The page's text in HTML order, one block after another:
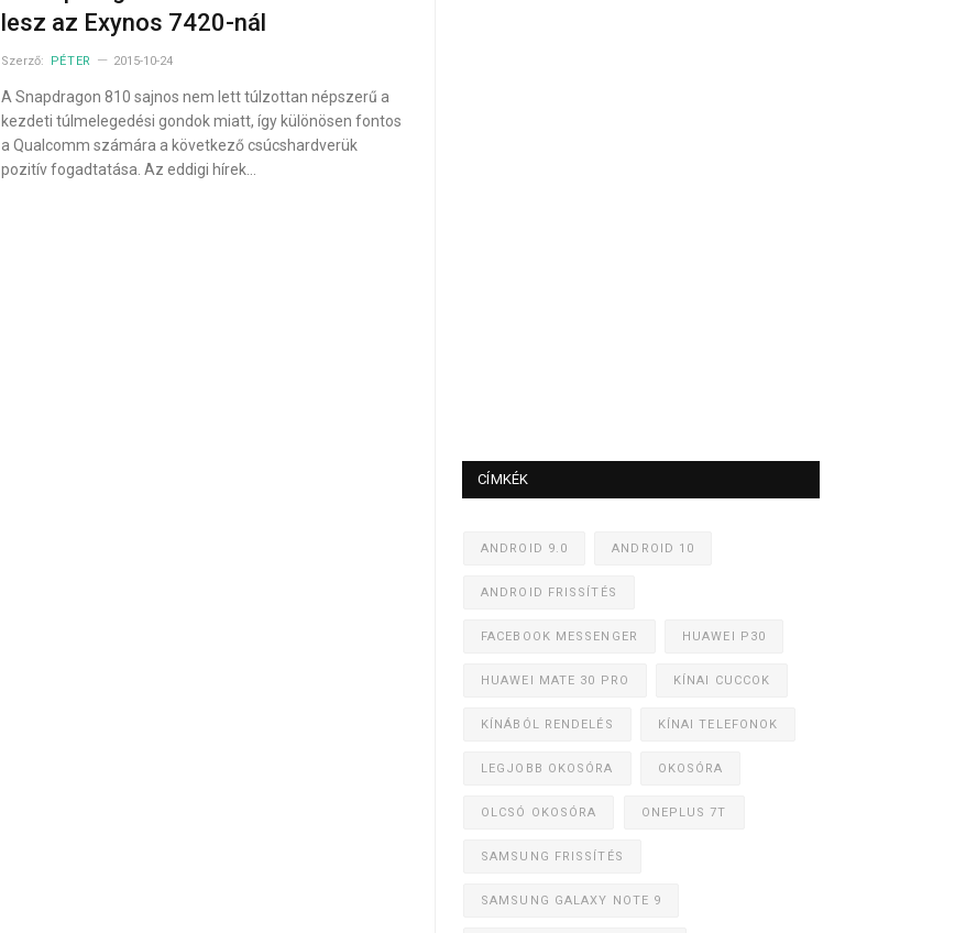
lesz az Exynos 7420-nál
Szerző: PÉTER 2015-10-24
A Snapdragon 810 sajnos nem lett túlzottan népszerű a
kezdeti túlmelegedési gondok miatt, így különösen fontos
a Qualcomm számára a következő csúcshardverük
pozitív fogadtatása. Az eddigi hírek…
CÍMKÉK
ANDROID 9.0 ANDROID 10
ANDROID FRISSÍTÉS
FACEBOOK MESSENGER HUAWEI P30
HUAWEI MATE 30 PRO KÍNAI CUCCOK
KÍNÁBÓL RENDELÉS KÍNAI TELEFONOK
LEGJOBB OKOSÓRA OKOSÓRA
OLCSÓ OKOSÓRA ONEPLUS 7T
SAMSUNG FRISSÍTÉS
SAMSUNG GALAXY NOTE 9